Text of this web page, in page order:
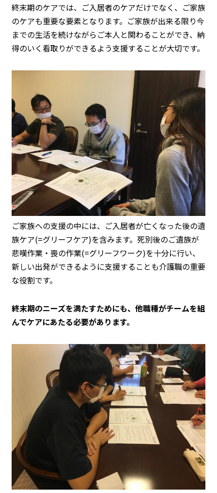
終末期のケアでは、ご入居者のケアだけでなく、ご家族
のケアも重要な要素となります。ご家族が出来る限り今
までの生活を続けながらご本人と関わることができ、納
得のいく看取りができるよう支援することが大切です。
ご家族への支援の中には、ご入居者が亡くなった後の遺
族ケア(=グリーフケア)を含みます。死別後のご遺族が
悲嘆作業・喪の作業(=グリーフワーク)を十分に行い、
新しい出発ができるように支援することも介護職の重要
な役割です。
終末期のニーズを満たすためにも、他職種がチームを組
んでケアにあたる必要があります。